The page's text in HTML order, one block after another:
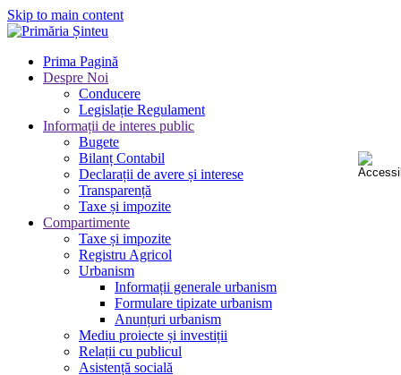
Skip to main content
Prima Pagină
Despre Noi
Conducere
Legislație Regulament
Informații de interes public
Bugete
Bilanț Contabil
Declarații de avere și interese
Transparență
Taxe și impozite
Compartimente
Taxe și impozite
Registru Agricol
Urbanism
Informații generale urbanism
Formulare tipizate urbanism
Anunțuri urbanism
Mediu proiecte și investiții
Relații cu publicul
Asistență socială